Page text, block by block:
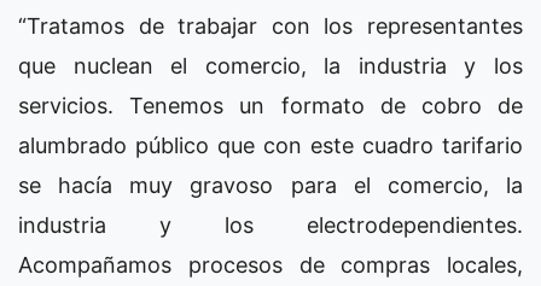
“Tratamos de trabajar con los representantes
que nuclean el comercio, la industria y los
servicios. Tenemos un formato de cobro de
alumbrado público que con este cuadro tarifario
se hacía muy gravoso para el comercio, la
industria y los electrodependientes.
Acompañamos procesos de compras locales,